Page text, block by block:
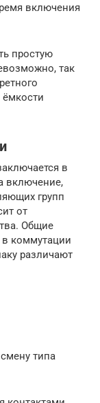
включения
простую
так
ёмкости
в
включение,
групп
от
Общие
в коммутации
различают
типа